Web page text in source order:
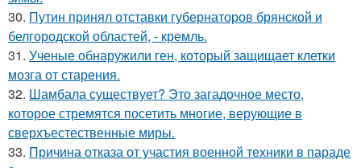
30. Путин принял отставки губернаторов брянской и
белгородской областей, - кремль.
31. Ученые обнаружили ген, который защищает клетки
мозга от старения.
32. Шамбала существует? Это загадочное место,
которое стремятся посетить многие, верующие в
сверхъестественные миры.
33. Причина отказа от участия военной техники в параде